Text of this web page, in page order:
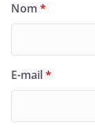
Nom *
E-mail*